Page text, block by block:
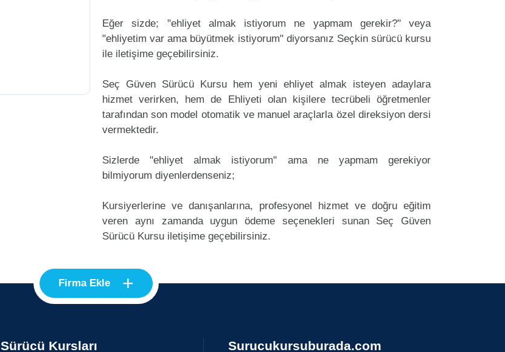
Eğer sizde; "ehliyet almak istiyorum ne yapmam gerekir?" veya
"ehliyetim var ama büyütmek istiyorum" diyorsanız Seçkin sürücü kursu
ile iletişime geçebilirsiniz.
Seç Güven Sürücü Kursu hem yeni ehliyet almak isteyen adaylara
hizmet verirken, hem de Ehliyeti olan kişilere tecrübeli öğretmenler
tarafından son model otomatik ve manuel araçlarla özel direksiyon dersi
vermektedir.
Sizlerde "ehliyet almak istiyorum" ama ne yapmam gerekiyor
bilmiyorum diyenlerdenseniz;
Kursiyerlerine ve danışanlarına, profesyonel hizmet ve doğru eğitim
veren aynı zamanda uygun ödeme seçenekleri sunan Seç Güven
Sürücü Kursu iletişime geçebilirsiniz.
Firma Ekle +
Sürücü Kursları Surucukursuburada.com